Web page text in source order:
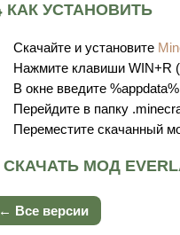
КАК УСТАНОВИТЬ
Cкачайте и установите
Нажмите клавиши WIN+R (
В окне введите %appdata%
Перейдите в папку
Переместите скачанный
СКАЧАТЬ МОД
← Все версии